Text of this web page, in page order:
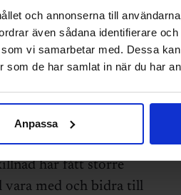
och annonserna till
även sådana identifierare
vi samarbetar med. Dessa
de har samlat in när du har
Anpassa
att de hela tiden
eller inte, menar han.
och BAE
har fått större
vara med och bidra till